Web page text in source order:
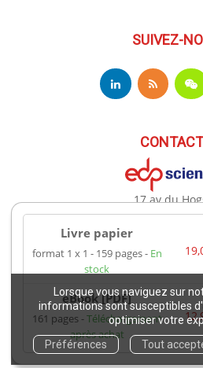
Lorsque vous naviguez sur
informations sont susceptibles
optimiser votre
Préférences
Tout
Livre papier
format 1 x 1 159 pages
En
stock
eBook [PDF]
161 pages
Téléchargement
après achat
SUIVEZ-
17 av du
91944 Les Ulis
Téléphone : +33 (0)1
Email :
Ouvert du Lundi au
Mentions
Copyright EDP